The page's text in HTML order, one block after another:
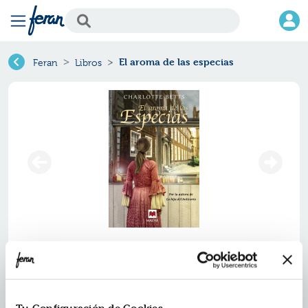
Feran Libros El aroma de las especias
El aroma de las especias
Ref.ZMV-36362